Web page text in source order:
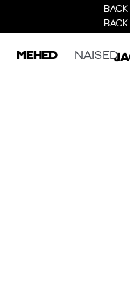
BACK
BACK
MEHED NAISED